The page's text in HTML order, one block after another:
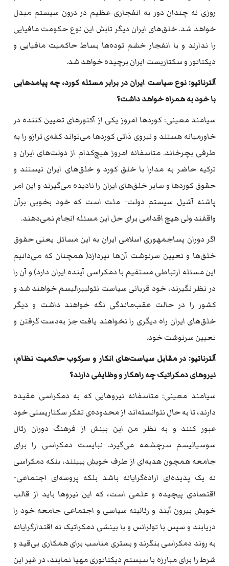
روزی نه‌ چندان دور به‌ انفجاری عظیم در درون سیستم مبدل
خواهد شد. خلق‌های ایران دیگر تابش این نوع حکومت مافیایی
را ندارند و با انفجار خشم توده‌ها بساط حاکمیت مافیایی و
دیکتاتور و سکتاریست ایران برچیده‌ خواهد شد.
آلترناتیو: نوع سیاست ایران در برابر مسئله‌ کورد، چه‌ پیامدهایی
با خود به‌ همراه‌ خواهد داشت؟
سیامند معینی: کوردها امروز یکی از آکتورهای تعیین کننده‌ در
خاورمیانه‌ هستند و نیروی ذاتی کوردها می‌تواند کفه‌‌ی ترازو را به‌
طرفی بچرخاند. متاسفانه‌ امروز هیچ‌کدام از دولت‌های ایران و
ترکیه‌ حاضر به‌ مدارا با خلق کورد و خلق‌های ایران نیستند و
حقوق کوردها و سایر خلق‌های ایران را نادیده‌ می‌گیرند و این امر
پاشنه‌ آشیل سیستم دولت- ملت است که‌ خود بخوبی برآن
واقفند ولی هیچ اقدامی برای حل این مسئله‌ انجام نمی‌دهند.
اگر دوران پساجمهوری اسلامی ایران به‌ این مسائل یعنی حقوق
خلق‌ها و تعیین سرنوشت آن‌ها نپردازد( همچنان که‌ می‌دانیم
این مسئله‌ ارتباطی مستقیم با دمکراسی آینده‌ ایران دارد) و آن را
در نظر نگیرند، خود قربانی سیاست نئولیبرالیسم خواهند شد و
کشور را در حالت عقب‌ماندگی نگه‌ خواهند داشت و دیگر
خلق‌های ایران راه‌ دیگری را نخواهند یافت جز به‌دست گرفتن و
تعیین سرنوشت خود.
آلترناتیو: در مقابل سیاست‌های انکار و سرکوب حاکمیت نظام،
نیروهای دمکراتیک چه‌ راهکار و وظایفی دارند؟
سیامند معینی: متاسفانه‌ نیروهایی که‌ به‌ دمکراسی عقیده‌
دارند، تا به حال نتوانسته‌اند از محدوده‌‌ی تفکر سکتاریستی خود
عبور کنند و به‌ نظر من این بینش از فرهنگ دوران رئال
سوسیالیسم سرچشمه‌ می‌گیرد. نبایست دمکراسی را برای
جامعه‌ همچون هدیه‌ای از طرف خویش ببینند، بلکه‌ دمکراسی
نه‌ یک پدیده‌ای اراده‌گرایانه‌ باشد بلکه‌ پروسه‌ای اجتماعی-
اقتصادی پیچیده‌ و علمی است، که‌ این نیروها باید از قالب
خویش بیرون آیند و رئالیته‌ سیاسی و اجتماعی جامعه‌ خود را
دریابند و سپس با تولرانس و با بینشی دمکراتیک نه‌ اقتدارگرایانه‌
به‌ روند دمکراسی بنگرند و بستری مناسب برای همکاری بی‌قید و
شرط را برای مبارزه‌ با سیستم دیکتاتوری مهیا نمایند، در غیر این